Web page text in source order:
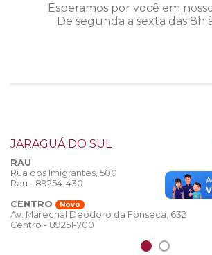
Esperamos por você em
De segunda a sexta das 8h
JARAGUÁ DO SUL
RAU
Rua dos Imigrantes, 500
Rau - 89254-430
CENTRO
Novo
Av. Marechal Deodoro da Fonseca, 632
Centro - 89251-700